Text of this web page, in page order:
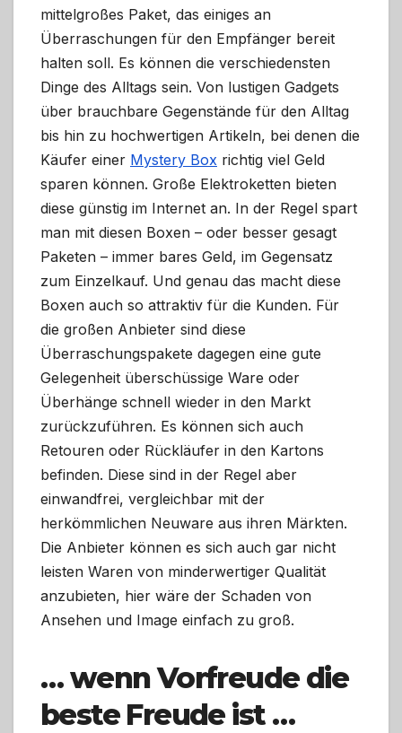
mittelgroßes Paket, das einiges an
Überraschungen für den Empfänger bereit
halten soll. Es können die verschiedensten
Dinge des Alltags sein. Von lustigen Gadgets
über brauchbare Gegenstände für den Alltag
bis hin zu hochwertigen Artikeln, bei denen die
Käufer einer Mystery Box richtig viel Geld
sparen können. Große Elektroketten bieten
diese günstig im Internet an. In der Regel spart
man mit diesen Boxen – oder besser gesagt
Paketen – immer bares Geld, im Gegensatz
zum Einzelkauf. Und genau das macht diese
Boxen auch so attraktiv für die Kunden. Für
die großen Anbieter sind diese
Überraschungspakete dagegen eine gute
Gelegenheit überschüssige Ware oder
Überhänge schnell wieder in den Markt
zurückzuführen. Es können sich auch
Retouren oder Rückläufer in den Kartons
befinden. Diese sind in der Regel aber
einwandfrei, vergleichbar mit der
herkömmlichen Neuware aus ihren Märkten.
Die Anbieter können es sich auch gar nicht
leisten Waren von minderwertiger Qualität
anzubieten, hier wäre der Schaden von
Ansehen und Image einfach zu groß.
… wenn Vorfreude die
beste Freude ist …